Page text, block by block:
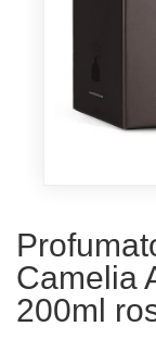
Camelia
200ml